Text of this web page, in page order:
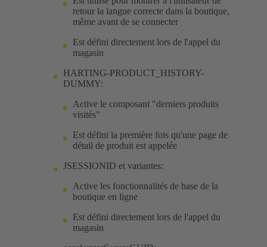
retour la langue correcte dans la boutique,
même avant de se connecter
Est défini directement lors de l'appel du
magasin
HARTING-PRODUCT_HISTORY-
DUMMY:
Active le composant "derniers produits
visités"
Est défini la première fois qu'une page de
détail de produit est appelée
JSESSIONID et variantes:
Active les fonctionnalités de base de la
boutique en ligne
Est défini directement lors de l'appel du
magasin